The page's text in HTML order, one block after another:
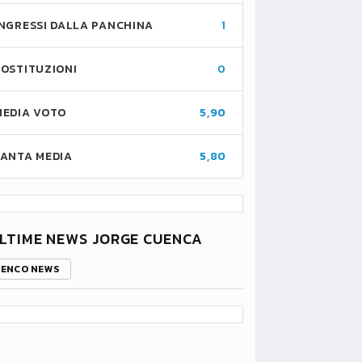
DALLA PANCHINA 1
0
VOTO 5,90
MEDIA 5,80
NEWS JORGE CUENCA
NEWS